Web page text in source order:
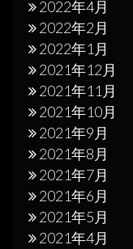
2022年4月
2022年2月
2022年1月
2021年12月
2021年11月
2021年10月
2021年9月
2021年8月
2021年7月
2021年6月
2021年5月
2021年4月